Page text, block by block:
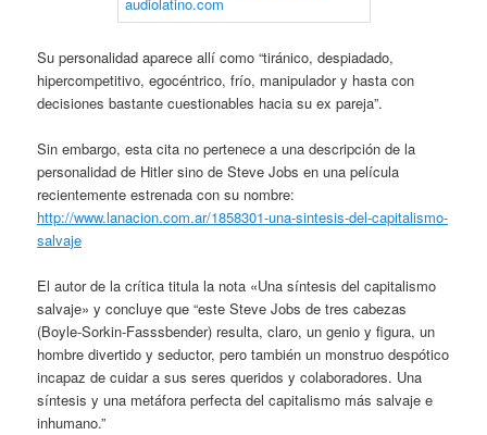
Su personalidad aparece allí como “tiránico, despiadado,
hipercompetitivo, egocéntrico, frío, manipulador y hasta con
decisiones bastante cuestionables hacia su ex pareja”.
Sin embargo, esta cita no pertenece a una descripción de la
personalidad de Hitler sino de Steve Jobs en una película
recientemente estrenada con su nombre:
http://www.lanacion.com.ar/1858301-una-sintesis-del-capitalismo-
salvaje
El autor de la crítica titula la nota «Una síntesis del capitalismo
salvaje» y concluye que “este Steve Jobs de tres cabezas
(Boyle-Sorkin-Fasssbender) resulta, claro, un genio y figura, un
hombre divertido y seductor, pero también un monstruo despótico
incapaz de cuidar a sus seres queridos y colaboradores. Una
síntesis y una metáfora perfecta del capitalismo más salvaje e
inhumano.”